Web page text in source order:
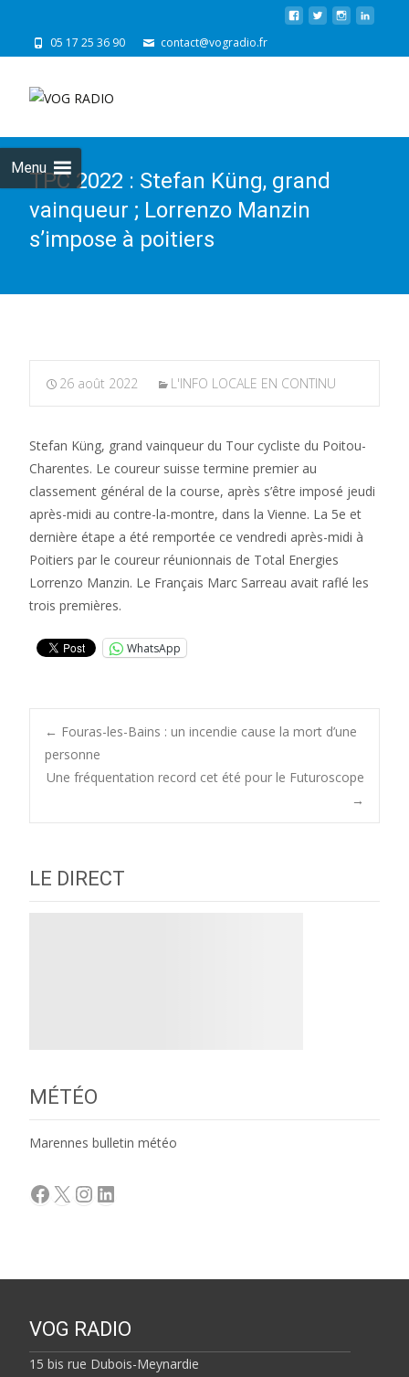
05 17 25 36 90 contact@vogradio.fr
Menu
TPC 2022 : Stefan Küng, grand
vainqueur ; Lorrenzo Manzin
s’impose à poitiers
26 août 2022 L'INFO LOCALE EN CONTINU
Stefan Küng, grand vainqueur du Tour cycliste du Poitou-
Charentes. Le coureur suisse termine premier au
classement général de la course, après s’être imposé jeudi
après-midi au contre-la-montre, dans la Vienne. La 5e et
dernière étape a été remportée ce vendredi après-midi à
Poitiers par le coureur réunionnais de Total Energies
Lorrenzo Manzin. Le Français Marc Sarreau avait raflé les
trois premières.
WhatsApp
Post
navigation
← Fouras-les-Bains : un incendie cause la mort d’une
personne
Une fréquentation record cet été pour le Futuroscope
→
LE DIRECT
MÉTÉO
Marennes bulletin météo
Facebook
X Instagram
LinkedIn
VOG RADIO
15 bis rue Dubois-Meynardie